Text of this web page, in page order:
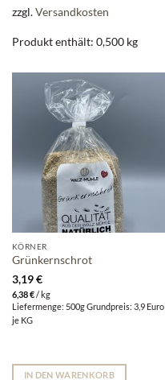
zzgl.Versandkosten
Produkt enthält: 0,500 kg
KÖRNER
Grünkernschrot
3,19€
6,38€/kg
Liefermenge: 500g Grundpreis: 3,9 Euro
je KG
IN DEN WARENKORB